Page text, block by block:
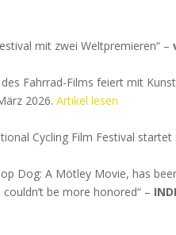
mit zwei Weltpremieren“ –
Fahrrad-Films feiert mit
2026. Artikel lesen
Cycling Film Festival startet
Dog: A Mötley Movie, has
be more honored“ –